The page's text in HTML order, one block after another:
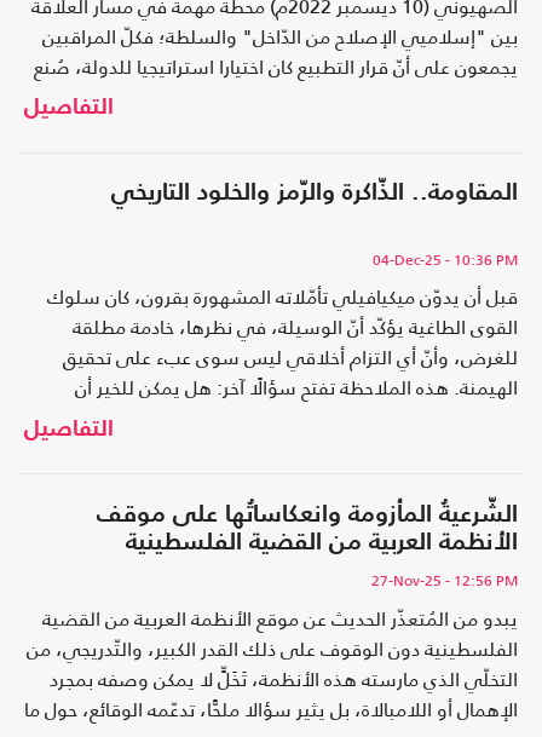
الصهيوني (10 ديسمبر 2022م) محطة مهمة في مسار العلاقة
بين "إسلاميي الإصلاح من الدّاخل" والسلطة؛ فكلّ المراقبين
يجمعون على أنّ قرار التطبيع كان اختيارا استراتيجيا للدولة، صُنع
في مستويات عليا لا تمتلك الحكومة تجاهها سلطة تقريرية.
وهذا يوضّح أنّ الحكومة في المغرب ليست جزءا من صناعة هذا
القرار ولا في خلفياته، بل في الكيفية التي اختارت بها الدولة
تمريره سياسيا: إسنادُ التوقيع إلى رئيس حكومة ينتمي إلى
التيار الإسلامي، هو سعد الدين العثماني، الذي راكم تاريخا
طويلا من الخطاب الرافض للتطبيع.
التفاصيل
المقاومة.. الذّاكرة والرّمز والخلود التاريخي
04-Dec-25 - 10:36 PM
قبل أن يدوّن ميكيافيلي تأمّلاته المشهورة بقرون، كان سلوك
القوى الطاغية يؤكّد أنّ الوسيلة، في نظرها، خادمة مطلقة
للغرض، وأنّ أي التزام أخلاقي ليس سوى عبء على تحقيق
الهيمنة. هذه الملاحظة تفتح سؤالًا آخر: هل يمكن للخير أن
ينتصر دون أن يتخلّى عن قيمه؟ وإن كان متمسّكا بأخلاقه، فكيف
التفاصيل
الشّرعيةُ المأزومة وانعكاساتُها على موقف
الأنظمة العربية من القضية الفلسطينية
27-Nov-25 - 12:56 PM
يبدو من المُتعذّر الحديث عن موقع الأنظمة العربية من القضية
الفلسطينية دون الوقوف على ذلك القدر الكبير، والتّدريجي، من
التخلّي الذي مارسته هذه الأنظمة، تَخَلٍّ لا يمكن وصفه بمجرد
الإهمال أو اللامبالاة، بل يثير سؤالا ملحًّا، تدعّمه الوقائع، حول ما